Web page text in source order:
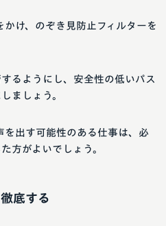
け、のぞき見防止フィルターを
るようにし、安全性の低いパス
ましょう。
出す可能性のある仕事は、必
方がよいでしょう。
底する